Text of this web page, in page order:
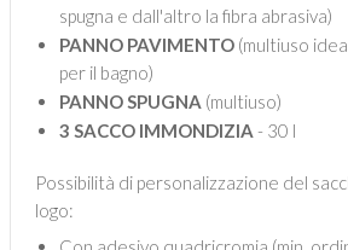
spugna e dall'altro la fibra abrasiva)
PANNO PAVIMENTO(multiuso
per il bagno)
PANNO SPUGNA (multiuso)
3 SACCO IMMONDIZIA - 30 l
Possibilità di personalizzazione del
logo: